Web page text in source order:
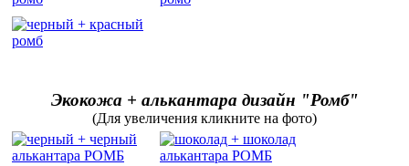
Экокожа + алькантара дизайн "Ромб"
(Для увеличения кликните на фото)